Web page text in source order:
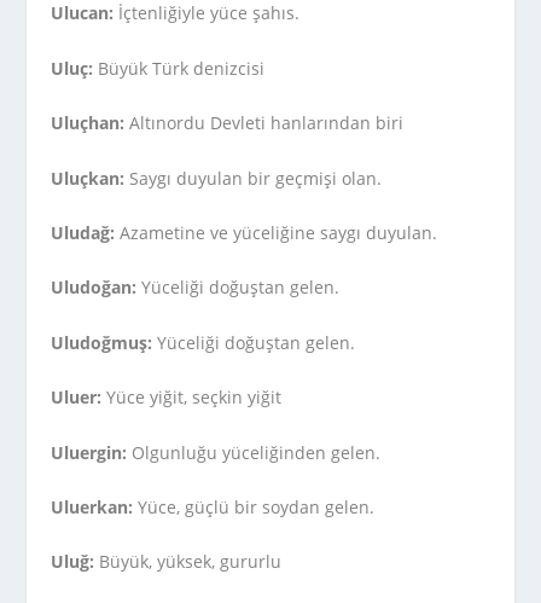
Ulucan: İçtenliğiyle yüce şahıs.
Uluç: Büyük Türk denizcisi
Uluçhan: Altınordu Devleti hanlarından biri
Uluçkan: Saygı duyulan bir geçmişi olan.
Uludağ: Azametine ve yüceliğine saygı duyulan.
Uludoğan: Yüceliği doğuştan gelen.
Uludoğmuş: Yüceliği doğuştan gelen.
Uluer: Yüce yiğit, seçkin yiğit
Uluergin: Olgunluğu yüceliğinden gelen.
Uluerkan: Yüce, güçlü bir soydan gelen.
Uluğ: Büyük, yüksek, gururlu